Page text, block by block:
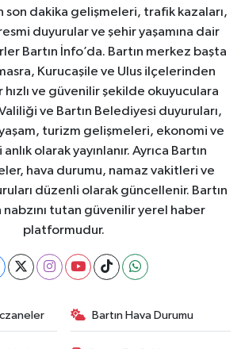
son dakika gelişmeleri, trafik kazaları,
duyurular ve şehir yaşamına dair
Bartın İnfo’da. Bartın merkez başta
Kurucaşile ve Ulus ilçelerinden
ve güvenilir şekilde okuyuculara
Valiliği ve Bartın Belediyesi duyuruları,
turizm gelişmeleri, ekonomi ve
olarak yayınlanır. Ayrıca Bartın
hava durumu, namaz vakitleri ve
düzenli olarak güncellenir. Bartın
nabzını tutan güvenilir yerel haber
platformudur.
Bartın Hava Durumu